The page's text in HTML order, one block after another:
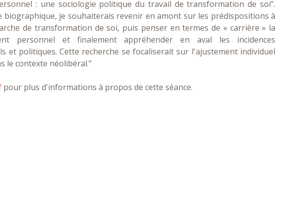
: une sociologie politique du travail de transformation de soi”.
biographique, je souhaiterais revenir en amont sur les prédispositions à
de transformation de soi, puis penser en termes de « carrière » la
personnel et finalement appréhender en aval les incidences
et politiques. Cette recherche se focaliserait sur l'ajustement individuel
le contexte néolibéral."
pour plus d'informations à propos de cette séance.